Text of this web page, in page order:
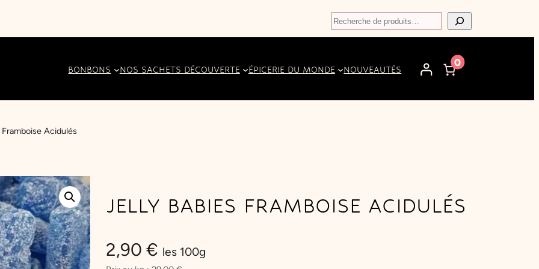
Recherche
BONBONS NOS SACHETS DÉCOUVERTE ÉPICERIE DU MONDE NOUVEAUTÉS
0
Acidulés
JELLY BABIES FRAMBOISE ACIDULÉS
2,90 € les 100g